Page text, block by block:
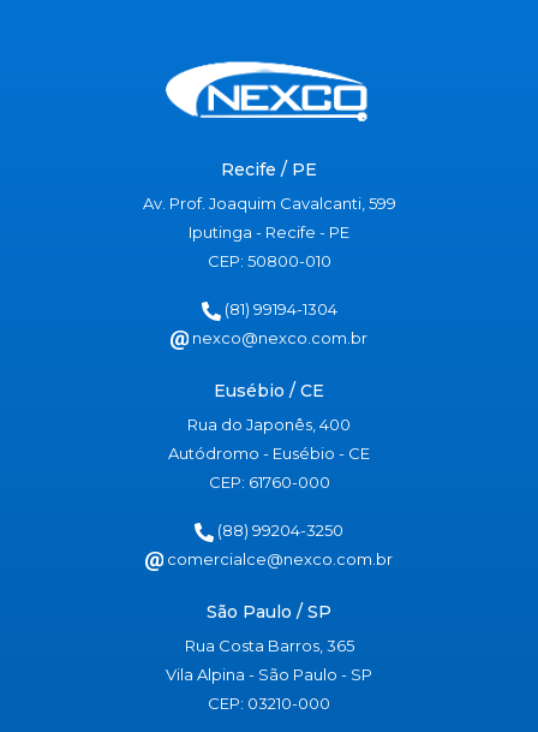
Recife / PE
Av. Prof. Joaquim Cavalcanti, 599
Iputinga - Recife - PE
CEP: 50800-010
(81) 99194-1304
nexco@nexco.com.br
Eusébio / CE
Rua do Japonês, 400
Autódromo - Eusébio - CE
CEP: 61760-000
(88) 99204-3250
comercialce@nexco.com.br
São Paulo / SP
Rua Costa Barros, 365
Vila Alpina - São Paulo - SP
CEP: 03210-000